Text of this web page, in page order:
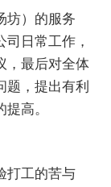
坊）的服务
日常工作，
，最后对全体
题，提出有利
高。
打工的苦与